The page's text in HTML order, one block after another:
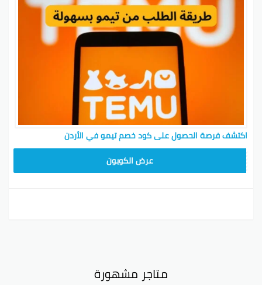
اكتشف فرصة الحصول على كود خصم تيمو في الأردن
عرض الكوبون
متاجر مشهورة